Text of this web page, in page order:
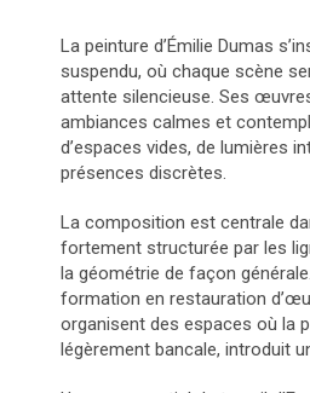
La peinture d’Émilie Dumas
suspendu, où chaque scène
attente silencieuse. Ses
ambiances calmes et
d’espaces vides, de lumières
présences discrètes.
La composition est centrale
fortement structurée par les
la géométrie de façon
formation en restauration
organisent des espaces où la
légèrement bancale, introduit